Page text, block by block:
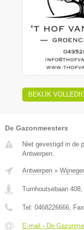
BEKIJK
De Gazonmeesters
Niet gevestigd in de
Antwerpen.
Antwerpen »
Turnhoutsebaan 408
Tel: 0468226666 ,
E-mail › De